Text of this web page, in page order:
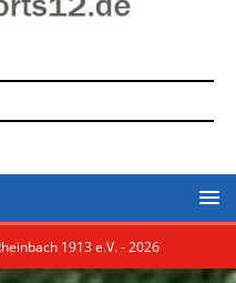
1913 e.V. - 2026